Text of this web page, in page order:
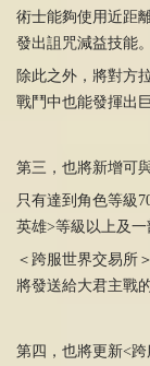
術士能夠使用近距
發出詛咒減益技能。
除此之外，將對方
戰鬥中也能發揮出
第三，也將新增可
只有達到角色等級
英雄>等級以上及一
＜跨服世界交易所
將發送給大君主戰
第四，也將更新<跨